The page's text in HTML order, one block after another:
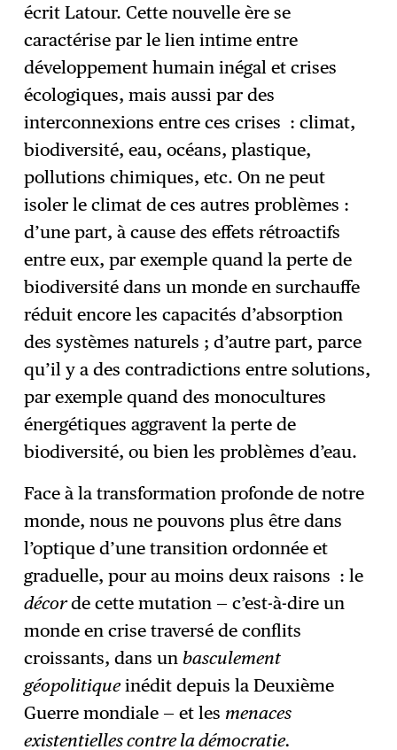
écrit Latour. Cette nouvelle ère se
caractérise par le lien intime entre
développement humain inégal et crises
écologiques, mais aussi par des
interconnexions entre ces crises : climat,
biodiversité, eau, océans, plastique,
pollutions chimiques, etc. On ne peut
isoler le climat de ces autres problèmes :
d’une part, à cause des effets rétroactifs
entre eux, par exemple quand la perte de
biodiversité dans un monde en surchauffe
réduit encore les capacités d’absorption
des systèmes naturels ; d’autre part, parce
qu’il y a des contradictions entre solutions,
par exemple quand des monocultures
énergétiques aggravent la perte de
biodiversité, ou bien les problèmes d’eau.
Face à la transformation profonde de notre
monde, nous ne pouvons plus être dans
l’optique d’une transition ordonnée et
graduelle, pour au moins deux raisons : le
décorde cette mutation — c’est-à-dire un
monde en crise traversé de conflits
croissants, dans unbasculement
géopolitiqueinédit depuis la Deuxième
Guerre mondiale — et les menaces
existentielles contre la démocratie.